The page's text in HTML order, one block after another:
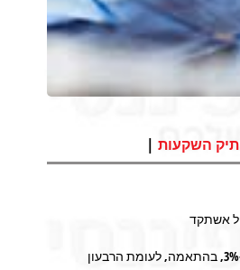
תיק השקעות |
מגזר כח אדם וסיעוד ומגזר האבטחה רשמו שיפור בשיעור הרווחיות התפעולית מסך ההכנסות לכ-2% וכ-3%, בהתאמה, לעומת הרבעון